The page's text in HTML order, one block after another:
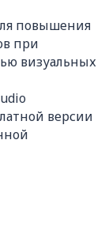
повышения
при
визуальных
версии